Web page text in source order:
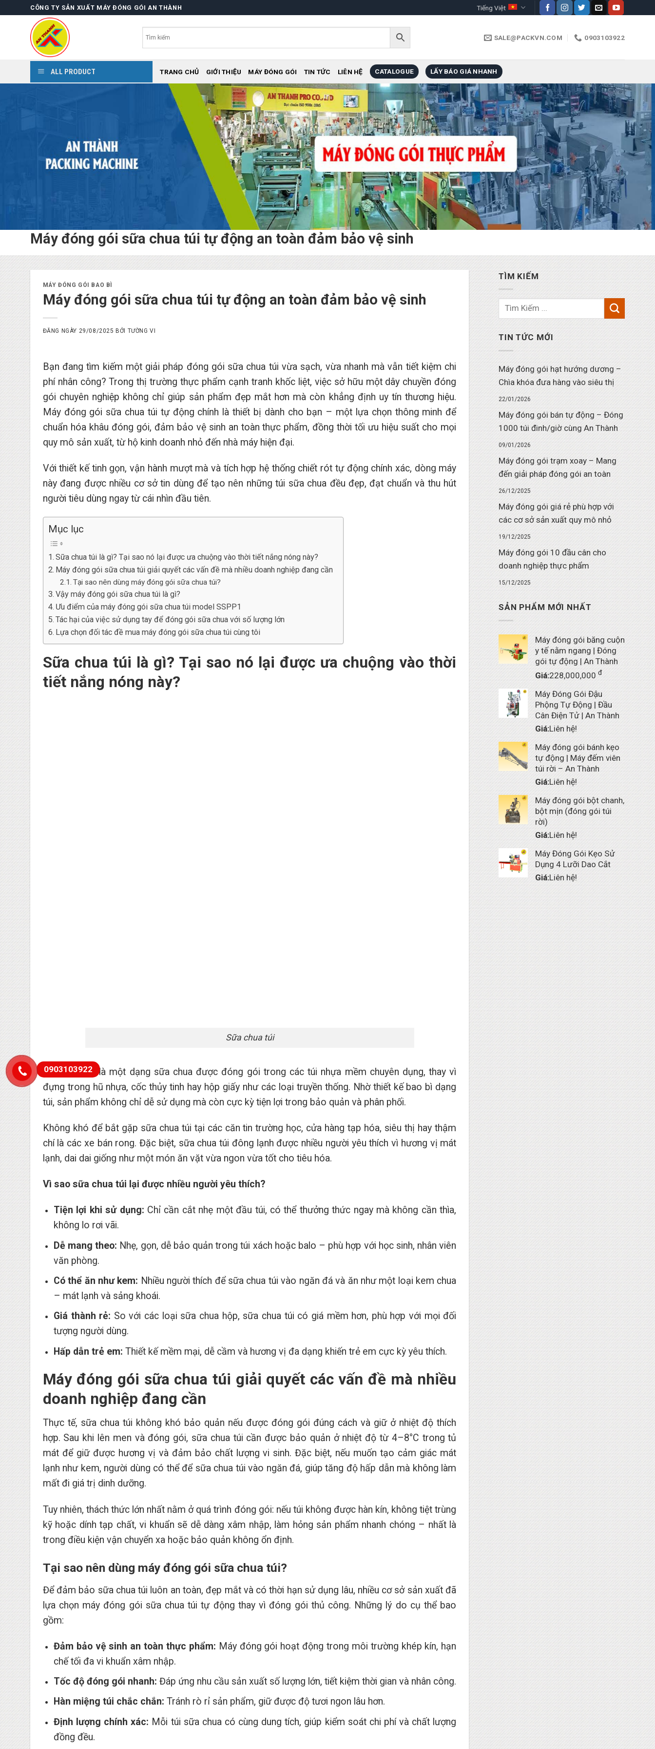
CÔNG TY SẢN XUẤT MÁY ĐÓNG GÓI AN THÀNH Tiếng Việt
SALE@PACKVN.COM 0903103922
ALL PRODUCT TRANG CHỦ GIỚI THIỆU MÁY ĐÓNG GÓI TIN TỨC LIÊN HỆ CATALOGUE LẤY BÁO GIÁ NHANH
Máy đóng gói sữa chua túi tự động an toàn đảm bảo vệ sinh
MÁY ĐÓNG GÓI BAO BÌ
Máy đóng gói sữa chua túi tự động an toàn đảm bảo vệ sinh
ĐĂNG NGÀY 29/08/2025 BỞI TƯỜNG VI
Bạn đang tìm kiếm một giải pháp đóng gói sữa chua túi vừa sạch, vừa nhanh mà vẫn tiết kiệm chi
phí nhân công? Trong thị trường thực phẩm cạnh tranh khốc liệt, việc sở hữu một dây chuyền đóng
gói chuyên nghiệp không chỉ giúp sản phẩm đẹp mắt hơn mà còn khẳng định uy tín thương hiệu.
Máy đóng gói sữa chua túi tự động chính là thiết bị dành cho bạn – một lựa chọn thông minh để
chuẩn hóa khâu đóng gói, đảm bảo vệ sinh an toàn thực phẩm, đồng thời tối ưu hiệu suất cho mọi
quy mô sản xuất, từ hộ kinh doanh nhỏ đến nhà máy hiện đại.
Với thiết kế tinh gọn, vận hành mượt mà và tích hợp hệ thống chiết rót tự động chính xác, dòng máy
này đang được nhiều cơ sở tin dùng để tạo nên những túi sữa chua đều đẹp, đạt chuẩn và thu hút
người tiêu dùng ngay từ cái nhìn đầu tiên.
Mục lục
Sữa chua túi là gì? Tại sao nó lại được ưa chuộng vào thời tiết nắng nóng này?
Máy đóng gói sữa chua túi giải quyết các vấn đề mà nhiều doanh nghiệp đang cần
Tại sao nên dùng máy đóng gói sữa chua túi?
Vậy máy đóng gói sữa chua túi là gì?
Ưu điểm của máy đóng gói sữa chua túi model SSPP1
Tác hại của việc sử dụng tay để đóng gói sữa chua với số lượng lớn
Lựa chọn đối tác đề mua máy đóng gói sữa chua túi cùng tôi
Sữa chua túi là gì? Tại sao nó lại được ưa chuộng vào thời
tiết nắng nóng này?
Sữa chua túi
Sữa chua túi là một dạng sữa chua được đóng gói trong các túi nhựa mềm chuyên dụng, thay vì
đựng trong hũ nhựa, cốc thủy tinh hay hộp giấy như các loại truyền thống. Nhờ thiết kế bao bì dạng
túi, sản phẩm không chỉ dễ sử dụng mà còn cực kỳ tiện lợi trong bảo quản và phân phối.
Không khó để bắt gặp sữa chua túi tại các căn tin trường học, cửa hàng tạp hóa, siêu thị hay thậm
chí là các xe bán rong. Đặc biệt, sữa chua túi đông lạnh được nhiều người yêu thích vì hương vị mát
lạnh, dai dai giống như một món ăn vặt vừa ngon vừa tốt cho tiêu hóa.
Vì sao sữa chua túi lại được nhiều người yêu thích?
Tiện lợi khi sử dụng: Chỉ cần cắt nhẹ một đầu túi, có thể thưởng thức ngay mà không cần thìa,
không lo rơi vãi.
Dễ mang theo: Nhẹ, gọn, dễ bảo quản trong túi xách hoặc balo – phù hợp với học sinh, nhân viên
văn phòng.
Có thể ăn như kem: Nhiều người thích để sữa chua túi vào ngăn đá và ăn như một loại kem chua
– mát lạnh và sảng khoái.
Giá thành rẻ: So với các loại sữa chua hộp, sữa chua túi có giá mềm hơn, phù hợp với mọi đối
tượng người dùng.
Hấp dẫn trẻ em: Thiết kế mềm mại, dễ cầm và hương vị đa dạng khiến trẻ em cực kỳ yêu thích.
Máy đóng gói sữa chua túi giải quyết các vấn đề mà nhiều
doanh nghiệp đang cần
Thực tế, sữa chua túi không khó bảo quản nếu được đóng gói đúng cách và giữ ở nhiệt độ thích
hợp. Sau khi lên men và đóng gói, sữa chua túi cần được bảo quản ở nhiệt độ từ 4–8°C trong tủ
mát để giữ được hương vị và đảm bảo chất lượng vi sinh. Đặc biệt, nếu muốn tạo cảm giác mát
lạnh như kem, người dùng có thể để sữa chua túi vào ngăn đá, giúp tăng độ hấp dẫn mà không làm
mất đi giá trị dinh dưỡng.
Tuy nhiên, thách thức lớn nhất nằm ở quá trình đóng gói: nếu túi không được hàn kín, không tiệt trùng
kỹ hoặc dính tạp chất, vi khuẩn sẽ dễ dàng xâm nhập, làm hỏng sản phẩm nhanh chóng – nhất là
trong điều kiện vận chuyển xa hoặc bảo quản không ổn định.
Tại sao nên dùng máy đóng gói sữa chua túi?
Để đảm bảo sữa chua túi luôn an toàn, đẹp mắt và có thời hạn sử dụng lâu, nhiều cơ sở sản xuất đã
lựa chọn máy đóng gói sữa chua túi tự động thay vì đóng gói thủ công. Những lý do cụ thể bao
gồm:
Đảm bảo vệ sinh an toàn thực phẩm: Máy đóng gói hoạt động trong môi trường khép kín, hạn
chế tối đa vi khuẩn xâm nhập.
Tốc độ đóng gói nhanh: Đáp ứng nhu cầu sản xuất số lượng lớn, tiết kiệm thời gian và nhân công.
Hàn miệng túi chắc chắn: Tránh rò rỉ sản phẩm, giữ được độ tươi ngon lâu hơn.
Định lượng chính xác: Mỗi túi sữa chua có cùng dung tích, giúp kiểm soát chi phí và chất lượng
đồng đều.
TÌM KIẾM
TIN TỨC MỚI
Máy đóng gói hạt hướng dương –
Chìa khóa đưa hàng vào siêu thị
22/01/2026
Máy đóng gói bán tự động – Đóng
1000 túi đinh/giờ cùng An Thành
09/01/2026
Máy đóng gói trạm xoay – Mang
đến giải pháp đóng gói an toàn
26/12/2025
Máy đóng gói giá rẻ phù hợp với
các cơ sở sản xuất quy mô nhỏ
19/12/2025
Máy đóng gói 10 đầu cân cho
doanh nghiệp thực phẩm
15/12/2025
SẢN PHẨM MỚI NHẤT
Máy đóng gói băng cuộn
y tế nằm ngang | Đóng
gói tự động | An Thành
Giá:228,000,000 đ
Máy Đóng Gói Đậu
Phộng Tự Động | Đầu
Cân Điện Tử | An Thành
Giá:Liên hệ!
Máy đóng gói bánh kẹo
tự động | Máy đếm viên
túi rời – An Thành
Giá:Liên hệ!
Máy đóng gói bột chanh,
bột mịn (đóng gói túi
rời)
Giá:Liên hệ!
Máy Đóng Gói Kẹo Sử
Dụng 4 Lưỡi Dao Cắt
Giá:Liên hệ!
0903103922